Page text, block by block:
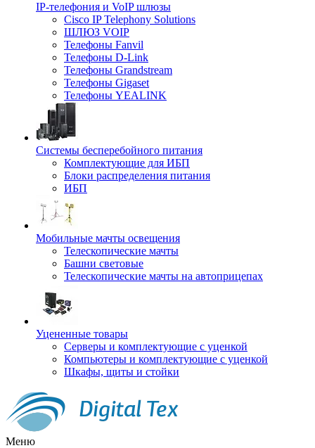
IP-телефония и VoIP шлюзы
Cisco IP Telephony Solutions
ШЛЮЗ VOIP
Телефоны Fanvil
Телефоны D-Link
Телефоны Grandstream
Телефоны Gigaset
Телефоны YEALINK
Системы бесперебойного питания
Комплектующие для ИБП
Блоки распределения питания
ИБП
Мобильные мачты освещения
Телескопические мачты
Башни световые
Телескопические мачты на автоприцепах
Уцененные товары
Серверы и комплектующие с уценкой
Компьютеры и комплектующие с уценкой
Шкафы, щиты и стойки
Меню